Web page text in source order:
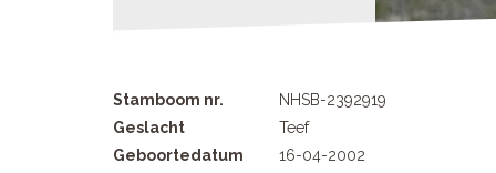
Stamboom nr.
NHSB-2392919
Geslacht
Teef
Geboortedatum
16-04-2002